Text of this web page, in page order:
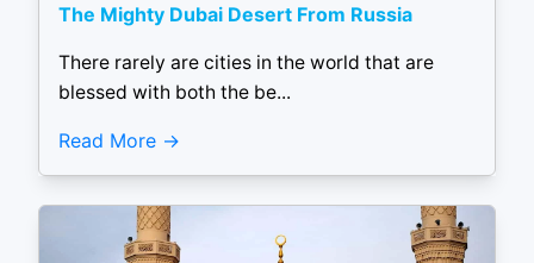
The Mighty Dubai Desert From Russia
There rarely are cities in the world that are
blessed with both the be...
Read More